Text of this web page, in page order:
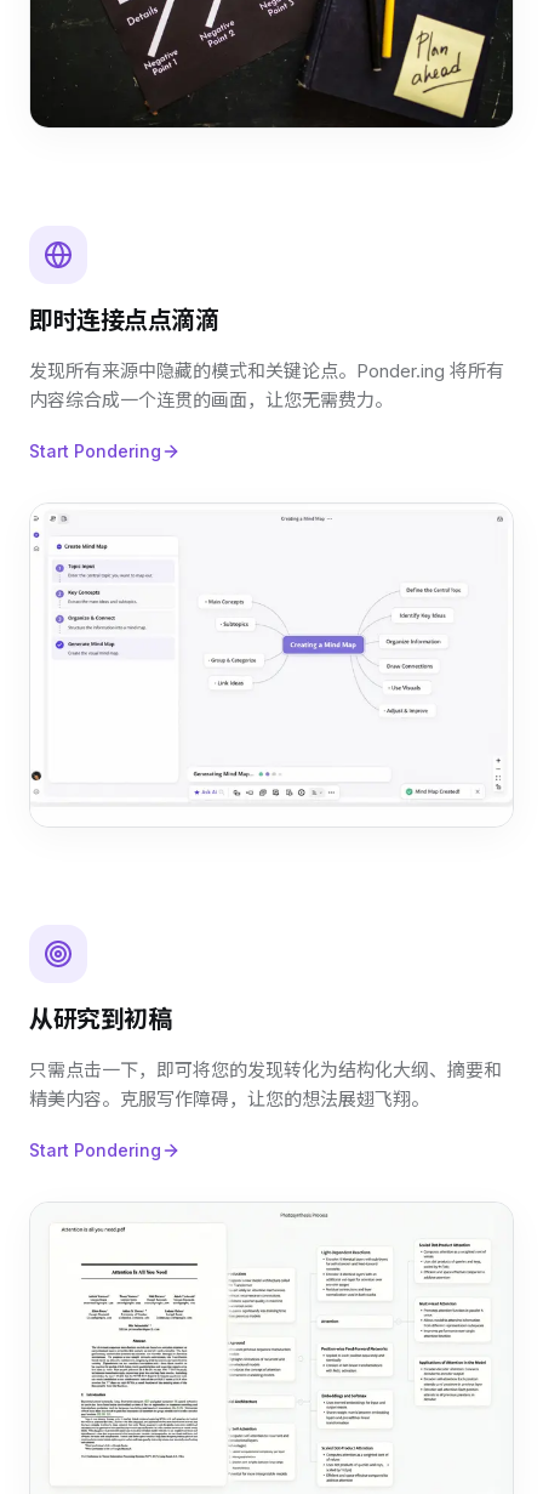
即时连接点点滴滴
发现所有来源中隐藏的模式和关键论点。Ponder.ing 将所有
内容综合成一个连贯的画面，让您无需费力。
Start Pondering
从研究到初稿
只需点击一下，即可将您的发现转化为结构化大纲、摘要和
精美内容。克服写作障碍，让您的想法展翅飞翔。
Start Pondering